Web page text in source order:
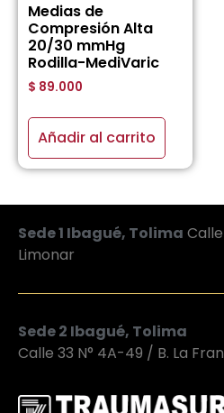
Medias de
Compresión Alta
20/30 mmHg
Rodilla-MediVaric
$ 89.000
Añadir al carrito
Sede 1 Ibagué, Tolima
Limonar
Sede 2 Ibagué, Tolima
Calle 33 N° 4A-49 / B. La